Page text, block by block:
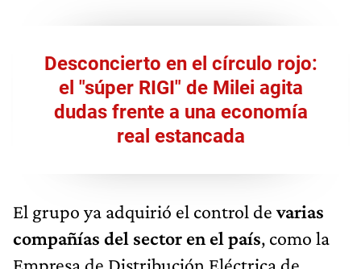
Desconcierto en el círculo rojo:
el "súper RIGI" de Milei agita
dudas frente a una economía
real estancada
El grupo ya adquirió el control devarias
compañías del sector en el país, como la
Empresa de Distribución Eléctrica de